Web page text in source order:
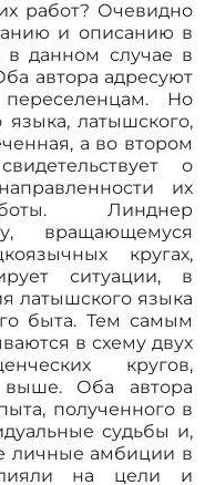
работ? Очевидно
и описанию в
в данном случае в
автора адресуют
Но
языка, латышского,
а во втором
о
их
Линднер
вращающемуся
кругах,
ситуации, в
латышского языка
быта. Тем самым
в схему двух
кругов,
выше. Оба автора
полученного в
судьбы и,
личные амбиции в
на цели и